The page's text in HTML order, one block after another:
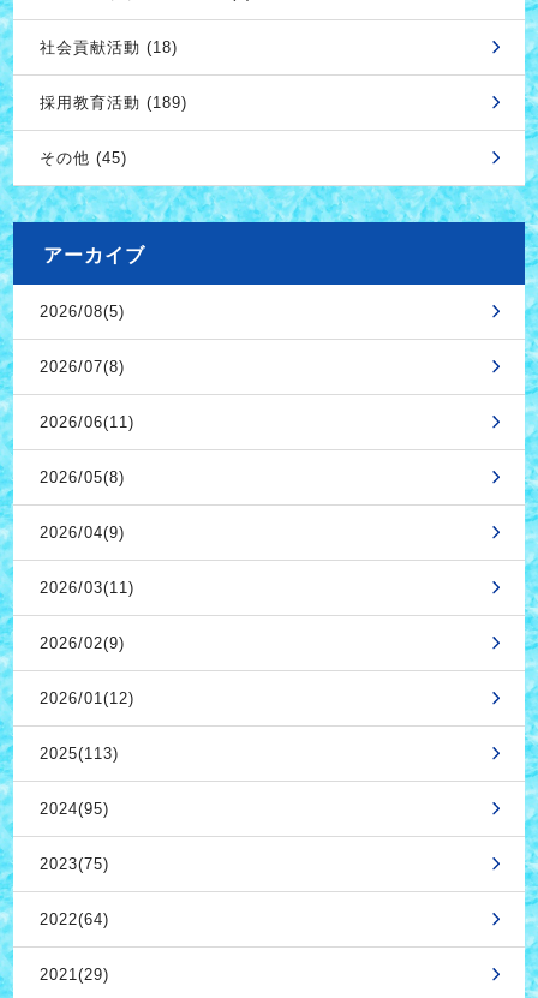
社会貢献活動 (18)
採用教育活動 (189)
その他 (45)
アーカイブ
2026/08(5)
2026/07(8)
2026/06(11)
2026/05(8)
2026/04(9)
2026/03(11)
2026/02(9)
2026/01(12)
2025(113)
2024(95)
2023(75)
2022(64)
2021(29)